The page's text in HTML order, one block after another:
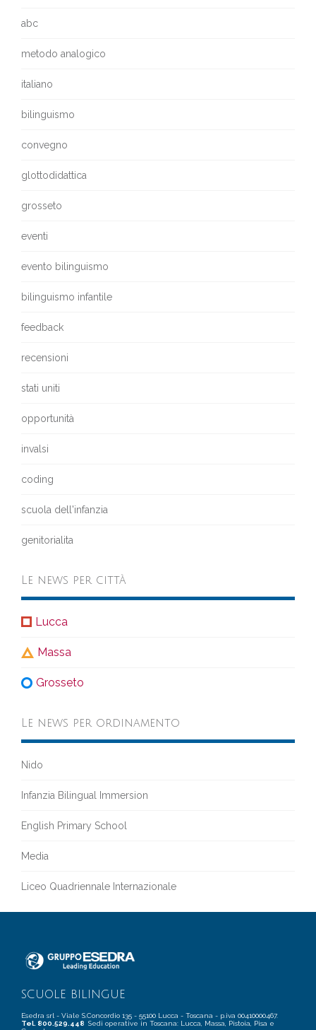
abc
metodo analogico
italiano
bilinguismo
convegno
glottodidattica
grosseto
eventi
evento bilinguismo
bilinguismo infantile
feedback
recensioni
stati uniti
opportunità
invalsi
coding
scuola dell'infanzia
genitorialita
Le news per città
Lucca
Massa
Grosseto
Le news per ordinamento
Nido
Infanzia Bilingual Immersion
English Primary School
Media
Liceo Quadriennale Internazionale
SCUOLE BILINGUE
Esedra srl - Viale S.Concordio 135 - 55100 Lucca - Toscana - p.iva 00410000467.
Tel. 800.529.448 Sedi operative in Toscana: Lucca, Massa, Pistoia, Pisa e